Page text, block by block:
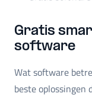
Gratis
software
Wat software
beste oplossingen